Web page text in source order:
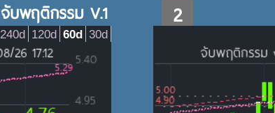
จับพฤติกรรม V.1
30d
60d
120d
240d
2